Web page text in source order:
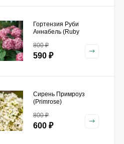
Гортензия Руби
Аннабель (Ruby
800₽
590 ₽
Сирень Примроуз
(Primrose)
800₽
600 ₽